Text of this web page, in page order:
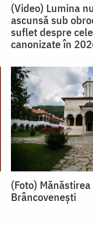
(Video) Lumina
ascunsă sub
suflet despre
canonizate în
(Foto)
Brâncovenești